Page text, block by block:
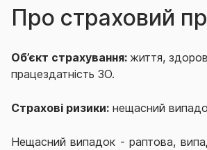
Про страховий
Об’єкт страхування: життя,
працездатність ЗО.
Страхові ризики: нещасний
Нещасний випадок - раптова,